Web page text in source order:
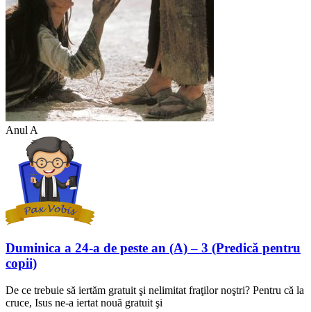
Anul A
Duminica a 24-a de peste an (A) – 3 (Predică pentru
copii)
De ce trebuie să iertăm gratuit şi nelimitat fraţilor noştri? Pentru că la
cruce, Isus ne-a iertat nouă gratuit şi